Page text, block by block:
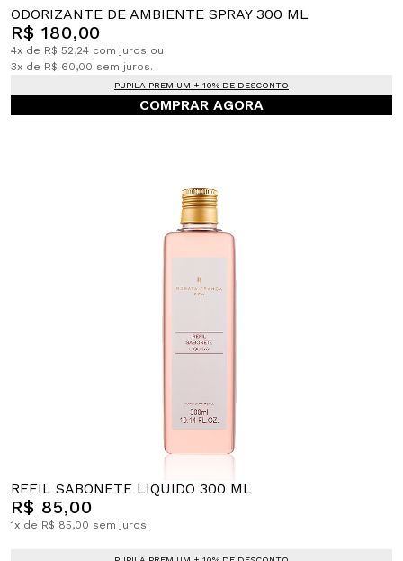
ODORIZANTE DE AMBIENTE SPRAY 300 ML
R$ 180,00
4x de R$ 52,24 com juros ou
3x de R$ 60,00 sem juros.
PUPILA PREMIUM + 10% DE DESCONTO
COMPRAR AGORA
REFIL SABONETE LIQUIDO 300 ML
R$ 85,00
1x de R$ 85,00 sem juros.